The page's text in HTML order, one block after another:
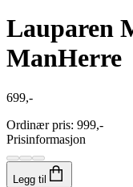
Lauparen
ManHerre
699,-
Ordinær pris: 999,-
Prisinformasjon
Legg til